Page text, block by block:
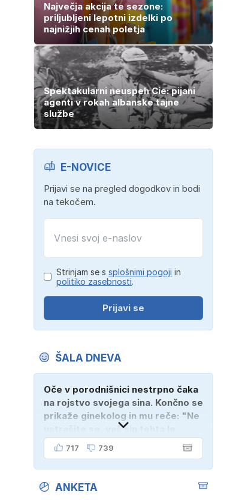
Največja akcija te sezone:
priljubljeni lepotni izdelki po
najnižjih cenah poletja
Spektakularni neuspeh Cie: pijani
agenti v rokah albanske tajne
službe
E-NOVICE
Prijavi se na pregled dogodkov in bodi
na tekočem.
Strinjam se s splošnimi pogoji in
politiko zasebnosti.
Prijavi se
ŠALA DNEVA
Oče v porodnišnici nestrpno čaka
na rojstvo svojega sina. Končno se
prikaže ginekolog in mu reče: "Ne
ustrašite se, vaš sin tehta le
dober kilogram!" "Nič čudnega,
gospod doktor, saj se z ženo
poznava šele tri mesece."
717 739
ANKETA